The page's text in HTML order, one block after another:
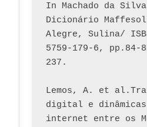
In Machado da
Dicionário
Alegre, Sulina/
5759-179-6, pp.84-
237.
Lemos, A. et
digital e
internet entre os